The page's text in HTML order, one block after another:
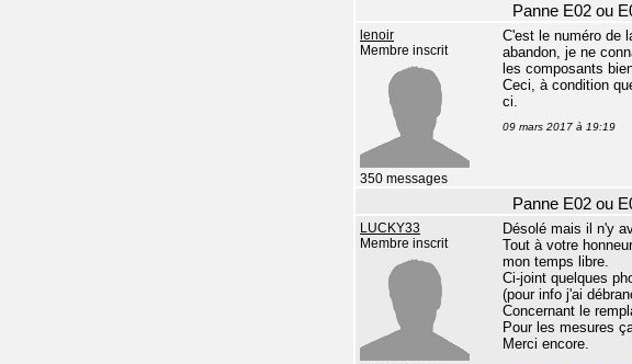
Panne E02 ou
lenoir
Membre inscrit
350 messages
C'est le numéro de
abandon, je ne
les composants
Ceci, à condition
ci.
09 mars 2017 à 19:19
Panne E02 ou
LUCKY33
Membre inscrit
Désolé mais il n'y
Tout à votre
mon temps libre.
Ci-joint quelques
(pour info j'ai
Concernant le
Pour les mesures
Merci encore.